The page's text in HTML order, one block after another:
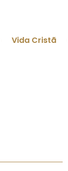
Vida Cristã